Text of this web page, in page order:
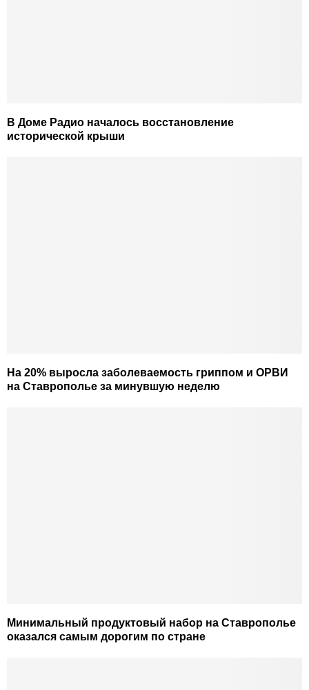
В Доме Радио началось восстановление
исторической крыши
На 20% выросла заболеваемость гриппом и ОРВИ
на Ставрополье за минувшую неделю
Минимальный продуктовый набор на Ставрополье
оказался самым дорогим по стране